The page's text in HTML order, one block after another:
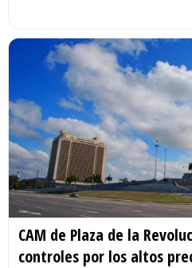
CAM de Plaza de la
controles por los altos